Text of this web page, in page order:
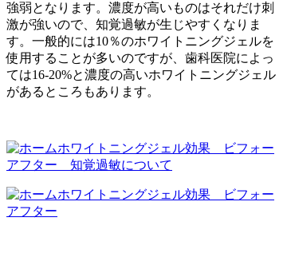
強弱となります。濃度が高いものはそれだけ刺
激が強いので、知覚過敏が生じやすくなりま
す。一般的には10％のホワイトニングジェルを
使用することが多いのですが、歯科医院によっ
ては16-20%と濃度の高いホワイトニングジェル
があるところもあります。